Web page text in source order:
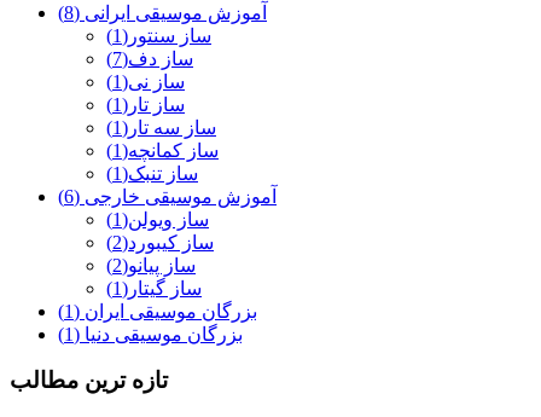
آموزش موسیقی ایرانی (8)
ساز سنتور (1)
ساز دف(7)
ساز نی(1)
ساز تار (1)
ساز سه تار (1)
ساز کمانچه(1)
ساز تنبک(1)
آموزش موسیقی خارجی (6)
ساز ویولن(1)
ساز کیبورد(2)
ساز پیانو(2)
ساز گیتار (1)
بزرگان موسیقی ایران (1)
بزرگان موسیقی دنیا (1)
تازه ترين مطالب